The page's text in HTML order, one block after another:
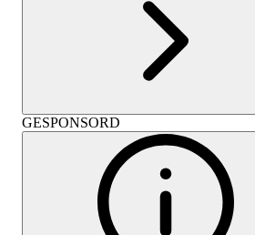
GESPONSORD